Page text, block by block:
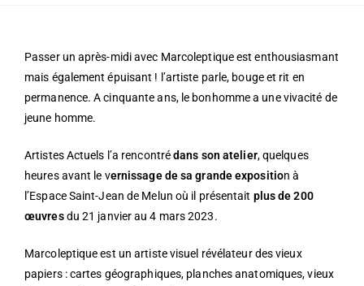
Passer un après-midi avec Marcoleptique est enthousiasmant
mais également épuisant ! l’artiste parle, bouge et rit en
permanence. A cinquante ans, le bonhomme a une vivacité de
jeune homme.
Artistes Actuels l’a rencontrédans son atelier, quelques
heures avant le vernissage de sa grande exposition à
l’Espace Saint-Jean de Melun où il présentait plus de 200
œuvresdu 21 janvier au 4 mars 2023.
Marcoleptique est un artiste visuel révélateur des vieux
papiers : cartes géographiques, planches anatomiques, vieux